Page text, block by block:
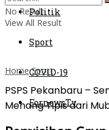
Politik
Sport
COVID-19
FornewsTv
No Result
View All Result
Home Sport
PSPS Pekanbaru –
Menang Tipis dari